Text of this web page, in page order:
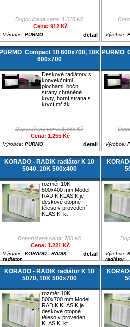
Doporučená cena: 1.018 Kč
Cena: 912 Kč
detail
Výrobce: PURMO Výrobce:
PURMO Compact 10 600x700, 10K
600x700
Deskové radiátory s
konvekčními
plochami, boční
strany chráněné
kryty, horní strana s
krycí mřížk
Doporučená cena: 1.353 Kč
Cena: 1.255 Kč
detail
Výrobce: PURMO
PURMO
Výrobce:
KORADO - RADIK radiátor K 10
5040, 10K 500x400
rozměr 10K
500x400 mm Model
RADIK KLASIK je
deskové otopné
těleso v provedení
KLASIK, kt
Doporučená cena: 788 Kč
Cena: 1.221 Kč
detail
Výrobce: KORADO - RADIK
radiátor
Výrobce:
radiátor
KORADO - RADIK radiátor K 10
5070, 10K 500x700
rozměr 10K
500x700 mm Model
RADIK KLASIK je
deskové otopné
těleso v provedení
KLASIK, kt